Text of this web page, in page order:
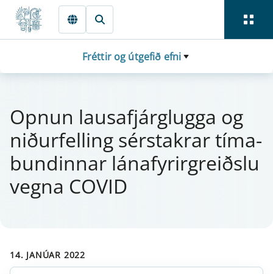
Fara beint í Meginmál
Fréttir og útgefið efni
Opn­un lausa­fjá­r­glugga og
niður­fell­ing sér­stakr­ar tíma­
bund­inn­ar lána­fyr­ir­greiðslu
vegna COVID
14. JANÚAR 2022